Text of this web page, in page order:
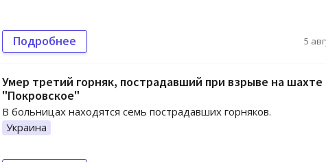
Подробнее 5
Умер третий горняк, пострадавший при взрыве на шахте
"Покровское"
В больницах находятся семь пострадавших горняков.
Украина